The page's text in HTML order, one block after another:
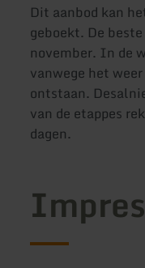
Dit aanbod kan
geboekt. De
november. In de
vanwege het
ontstaan.
van de etappes
dagen.